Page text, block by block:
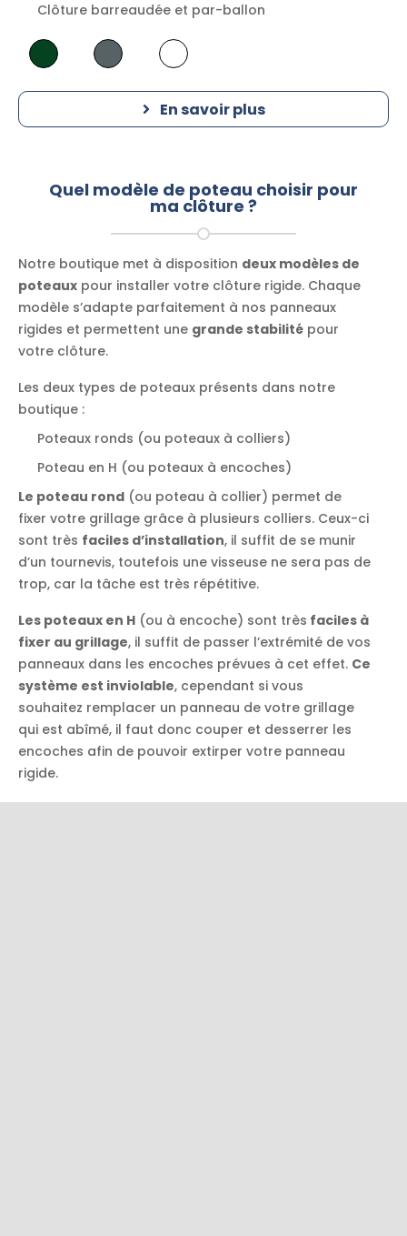
Clôture barreaudée et par-ballon
En savoir plus
Quel modèle de poteau choisir pour
ma clôture ?
Notre boutique met à disposition deux modèles de
poteaux pour installer votre clôture rigide. Chaque
modèle s’adapte parfaitement à nos panneaux
rigides et permettent une grande stabilité pour
votre clôture.
Les deux types de poteaux présents dans notre
boutique :
Poteaux ronds (ou poteaux à colliers)
Poteau en H (ou poteaux à encoches)
Le poteau rond (ou poteau à collier) permet de
fixer votre grillage grâce à plusieurs colliers. Ceux-ci
sont très faciles d’installation, il suffit de se munir
d’un tournevis, toutefois une visseuse ne sera pas de
trop, car la tâche est très répétitive.
Les poteaux en H (ou à encoche) sont très faciles à
fixer au grillage, il suffit de passer l’extrémité de vos
panneaux dans les encoches prévues à cet effet. Ce
système est inviolable, cependant si vous
souhaitez remplacer un panneau de votre grillage
qui est abîmé, il faut donc couper et desserrer les
encoches afin de pouvoir extirper votre panneau
rigide.